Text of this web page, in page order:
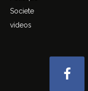
Societe
videos